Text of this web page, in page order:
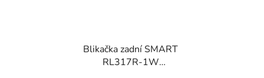
Blikačka zadní SMART
RL317R-1W